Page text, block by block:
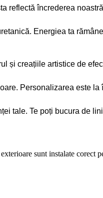
reflectă încrederea
Energiea ta
și creațiile artistice de
Personalizarea este
tale. Te poți bucura de
sunt instalate corect